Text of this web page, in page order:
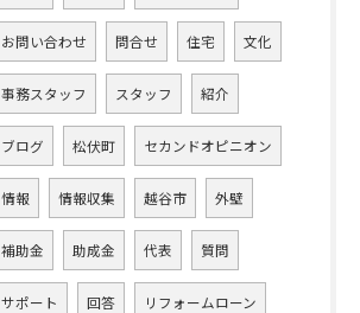
お問い合わせ 問合せ 住宅 文化
事務スタッフ スタッフ 紹介
ブログ 松伏町 セカンドオピニオン
情報 情報収集 越谷市 外壁
補助金 助成金 代表 質問
サポート 回答 リフォームローン